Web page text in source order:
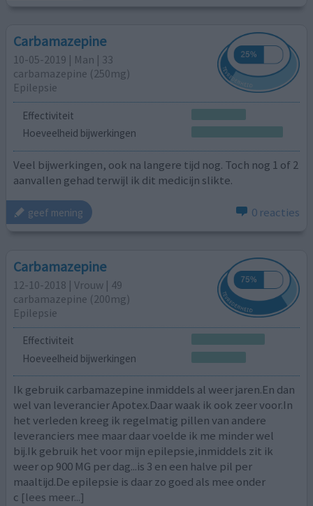
Carbamazepine
10-05-2019 | Man | 33
carbamazepine (250mg)
Epilepsie
Effectiviteit
Hoeveelheid bijwerkingen
Veel bijwerkingen, ook na langere tijd nog. Toch nog 1 of 2
aanvallen gehad terwijl ik dit medicijn slikte.
geef mening 0 reacties
Carbamazepine
12-10-2018 | Vrouw | 49
carbamazepine (200mg)
Epilepsie
Effectiviteit
Hoeveelheid bijwerkingen
Ik gebruik carbamazepine inmiddels al weer jaren.En dan
wel van leverancier Apotex.Daar waak ik ook zeer voor.In
het verleden kreeg ik regelmatig pillen van andere
leveranciers mee maar daar voelde ik me minder wel
bij.Ik gebruik het voor mijn epilepsie,inmiddels zit ik
weer op 900 MG per dag...is 3 en een halve pil per
maaltijd.De epilepsie is daar zo goed als mee onder
c [lees meer...]